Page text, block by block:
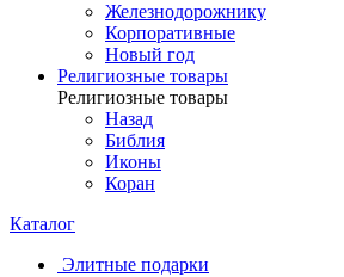
Железнодорожнику
Корпоративные
Новый год
Религиозные товары
Религиозные товары
Назад
Библия
Иконы
Коран
Каталог
Элитные подарки